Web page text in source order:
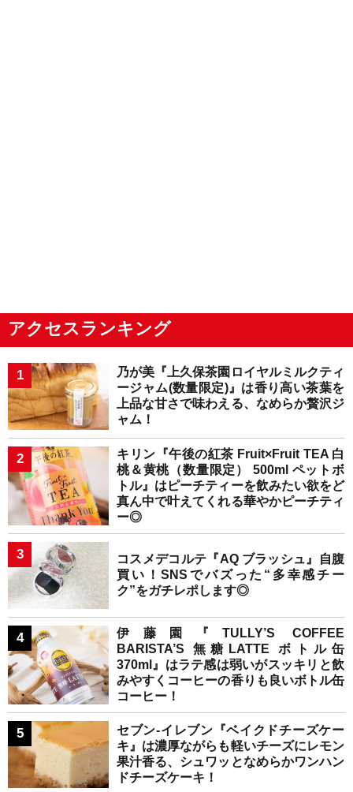
アクセスランキング
乃が美『上久保茶園ロイヤルミルクティ
ージャム(数量限定)』は香り高い茶葉を
上品な甘さで味わえる、なめらか贅沢ジ
ャム！
キリン『午後の紅茶 Fruit×Fruit TEA 白
桃＆黄桃（数量限定） 500ml ペットボ
トル』はピーチティーを飲みたい欲をど
真ん中で叶えてくれる華やかピーチティ
ー◎
コスメデコルテ『AQ ブラッシュ』自腹
買い！SNSでバズった“多幸感チー
ク”をガチレポします◎
伊藤園『TULLY’S COFFEE
BARISTA’S 無糖LATTE ボトル缶
370ml』はラテ感は弱いがスッキリと飲
みやすくコーヒーの香りも良いボトル缶
コーヒー！
セブン-イレブン『ベイクドチーズケー
キ』は濃厚ながらも軽いチーズにレモン
果汁香る、シュワッとなめらかワンハン
ドチーズケーキ！